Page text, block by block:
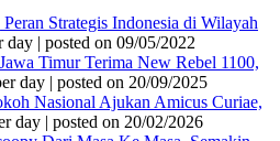
Strategis Indonesia di Wilayah
day | posted on 09/05/2022
Timur Terima New Rebel 1100,
day | posted on 20/09/2025
Nasional Ajukan Amicus Curiae,
day | posted on 20/02/2026